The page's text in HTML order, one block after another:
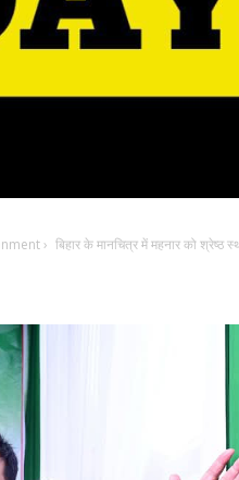
› बिहार के मानचित्र में महनार को श्रेष्ठ